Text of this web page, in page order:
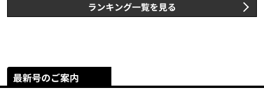
ランキング一覧を見る
最新号のご案内